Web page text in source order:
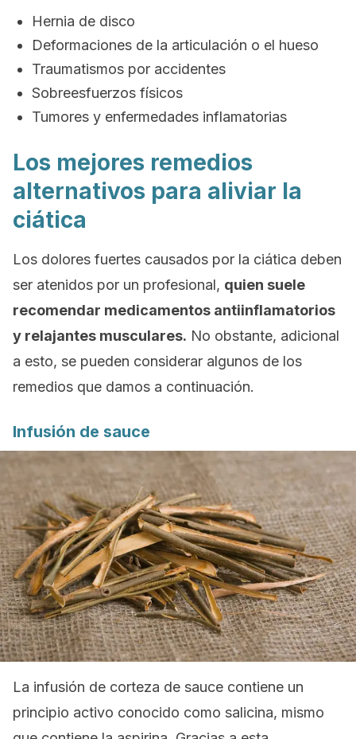
Hernia de disco
Deformaciones de la articulación o el hueso
Traumatismos por accidentes
Sobreesfuerzos físicos
Tumores y enfermedades inflamatorias
Los mejores remedios
alternativos para aliviar la
ciática
Los dolores fuertes causados por la ciática deben
ser atenidos por un profesional, quien suele
recomendar medicamentos antiinflamatorios
y relajantes musculares. No obstante, adicional
a esto, se pueden considerar algunos de los
remedios que damos a continuación.
Infusión de sauce
La infusión de corteza de sauce contiene un
principio activo conocido como salicina, mismo